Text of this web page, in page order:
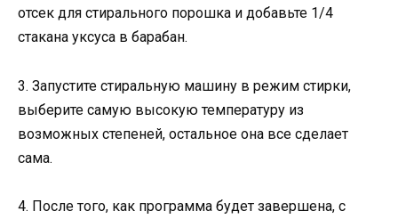
отсек для стирального порошка и добавьте 1/4
стакана уксуса в барабан.
3. Запустите стиральную машину в режим стирки,
выберите самую высокую температуру из
возможных степеней, остальное она все сделает
сама.
4. После того, как программа будет завершена, с